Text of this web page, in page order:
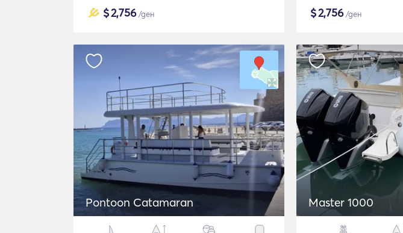
$2,756/ден $2,756/ден
Pontoon Catamaran Master 1000